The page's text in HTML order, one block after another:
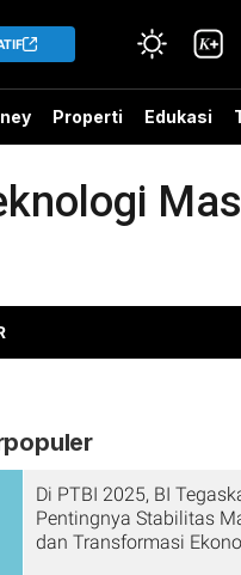
Properti Edukasi
Di PTBI 2025, BI
Pentingnya Stabilitas
dan Transformasi